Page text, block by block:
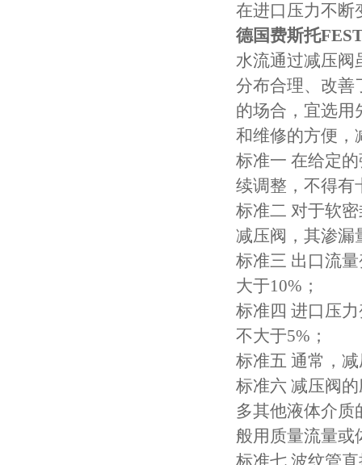
在进口压力不断
德国费斯托
水流通过减压阀
分布合理、改善
的场合，宜选用
和维修的方便，
标准一 在给定
续调整，不得有
标准二 对于软
减压阀，其渗漏
标准三 出口流
大于10%；
标准四 进口压
不大于5%；
标准五 通常，
标准六 减压阀
多其他液体介
般用质量流量或
标准七 波纹管